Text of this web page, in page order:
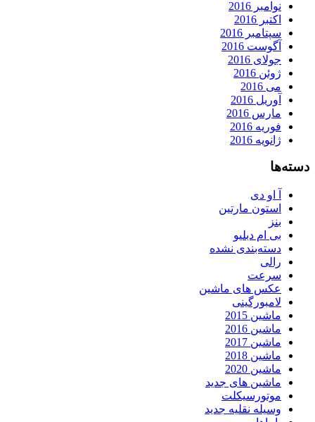
نوامبر 2016
اکتبر 2016
سپتامبر 2016
آگوست 2016
جولای 2016
ژوئن 2016
می 2016
آوریل 2016
مارس 2016
فوریه 2016
ژانویه 2016
دسته‌ها
آ او دی
استون مارتین
بنز
بی ام دبلیو
دسته‌بندی نشده
رالی
سرعت
عکس های ماشین
لامبورگینی
ماشین 2015
ماشین 2016
ماشین 2017
ماشین 2018
ماشین 2020
ماشین های جدید
موتورسیکلت
وسیله نقلیه جدید